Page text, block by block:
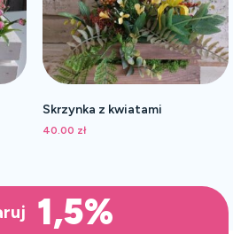
Skrzynka z kwiatami
40.00 zł
1,5%